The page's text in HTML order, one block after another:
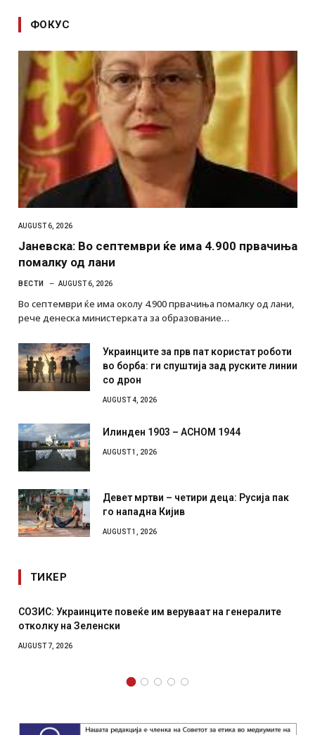
ФОКУС
AUGUST 6, 2026
Јаневска: Во септември ќе има 4.900 првачиња
помалку од лани
ВЕСТИ AUGUST 6, 2026
Во септември ќе има околу 4.900 првачиња помалку од лани,
рече денеска министерката за образование…
Украинците за прв пат користат роботи
во борба: ги спуштија зад руските линии
со дрон
AUGUST 4, 2026
Илинден 1903 – АСНОМ 1944
AUGUST 1, 2026
Девет мртви – четири деца: Русија пак
го нападна Кијив
AUGUST 1, 2026
ТИКЕР
СОЗИС: Украинците повеќе им веруваат на генералите
отколку на Зеленски
AUGUST 7, 2026